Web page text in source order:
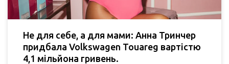
Не для себе, а для мами: Анна Тринчер
придбала Volkswagen Touareg вартістю
4,1 мільйона гривень.